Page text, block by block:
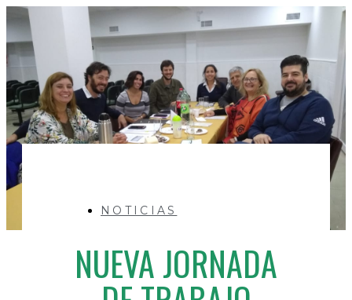
NOTICIAS
NUEVA JORNADA